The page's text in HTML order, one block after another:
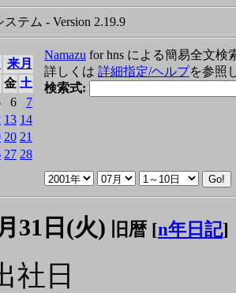
テム - Version 2.19.9
来月
金 土
6
7
13 14
20 21
27 28
Namazu for hns による簡易全文検
詳しくは 詳細指定/ヘルプを参照
検索式:
31日(火) 旧暦 [n年日記]
社日